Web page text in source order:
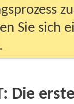
Sie sich
Die